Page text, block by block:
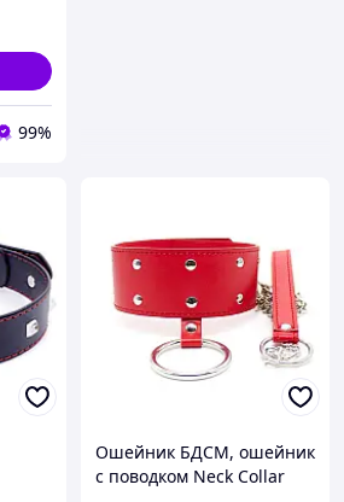
99%
Ошейник БДСМ, ошейник
с поводком Neck Collar